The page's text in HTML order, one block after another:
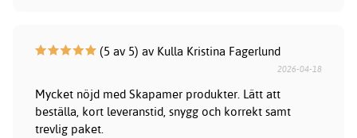
(5 av 5) av Kulla Kristina Fagerlund
2026-04-18
Mycket nöjd med Skapamer produkter. Lätt att
beställa, kort leveranstid, snygg och korrekt samt
trevlig paket.